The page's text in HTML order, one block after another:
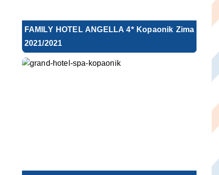
FAMILY HOTEL ANGELLA 4* Kopaonik Zima
2021/2021